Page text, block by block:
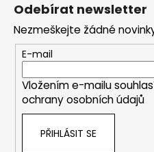
Odebírat newsletter
Nezmeškejte žádné
E-mail
Vložením e-mailu
ochrany osobních údajů
PŘIHLÁSIT SE